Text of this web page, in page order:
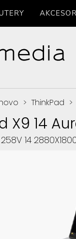
> ThinkPad >
X9 14
14